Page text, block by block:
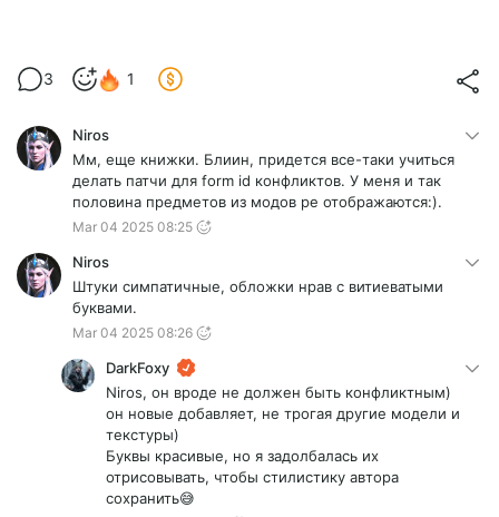
3 1
Niros
Мм, еще книжки. Блиин, придется все-таки учиться
делать патчи для form id конфликтов. У меня и так
половина предметов из модов ре отображаются:).
Mar 04 2025 08:25
Niros
Штуки симпатичные, обложки нрав с витиеватыми
буквами.
Mar 04 2025 08:26
DarkFoxy
Niros, он вроде не должен быть конфликтным)
он новые добавляет, не трогая другие модели и
текстуры)
Буквы красивые, но я задолбалась их
отрисовывать, чтобы стилистику автора
сохранить😅